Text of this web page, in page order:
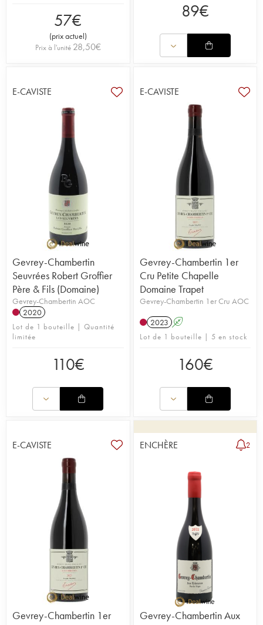
57€
(prix actuel)
Prix à l'unité 28,50€
89€
E-CAVISTE
Gevrey-Chambertin
Seuvrées Robert Groffier
Père & Fils (Domaine)
Gevrey-Chambertin AOC
2020
Lot de 1 bouteille | Quantité
limitée
110€
E-CAVISTE
Gevrey-Chambertin 1er
Cru Petite Chapelle
Domaine Trapet
Gevrey-Chambertin 1er Cru AOC
2023 A
Lot de 1 bouteille | 5 en stock
160€
E-CAVISTE
Gevrey-Chambertin 1er
ENCHÈRE 2
Gevrey-Chambertin Aux